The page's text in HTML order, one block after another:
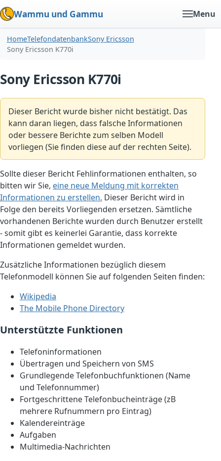
Wammu und Gammu Menu
HomeTelefondatenbankSony Ericsson
Sony Ericsson K770i
Sony Ericsson K770i
Dieser Bericht wurde bisher nicht bestätigt. Das
kann daran liegen, dass falsche Informationen
oder bessere Berichte zum selben Modell
vorliegen (Sie finden diese auf der rechten Seite).
Sollte dieser Bericht Fehlinformationen enthalten, so
bitten wir Sie, eine neue Meldung mit korrekten
Informationen zu erstellen. Dieser Bericht wird in
Folge den bereits Vorliegenden ersetzen. Sämtliche
vorhandenen Berichte wurden durch Benutzer erstellt
- somit gibt es keinerlei Garantie, dass korrekte
Informationen gemeldet wurden.
Zusätzliche Informationen bezüglich diesem
Telefonmodell können Sie auf folgenden Seiten finden:
Wikipedia
The Mobile Phone Directory
Unterstützte Funktionen
Telefoninformationen
Übertragen und Speichern von SMS
Grundlegende Telefonbuchfunktionen (Name
und Telefonnummer)
Fortgeschrittene Telefonbucheinträge (zB
mehrere Rufnummern pro Eintrag)
Kalendereinträge
Aufgaben
Multimedia-Nachrichten